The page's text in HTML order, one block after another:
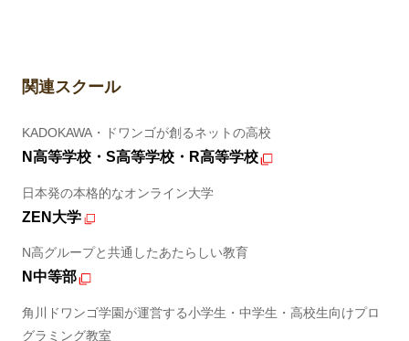
関連スクール
KADOKAWA・ドワンゴが創るネットの高校
N高等学校・S高等学校・R高等学校
日本発の本格的なオンライン大学
ZEN大学
N高グループと共通したあたらしい教育
N中等部
角川ドワンゴ学園が運営する小学生・中学生・高校生向けプロ
グラミング教室